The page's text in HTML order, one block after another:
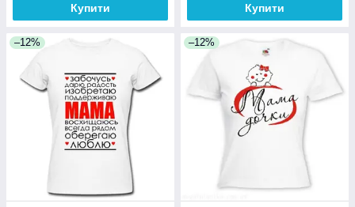
Купити Купити
–12% –12%